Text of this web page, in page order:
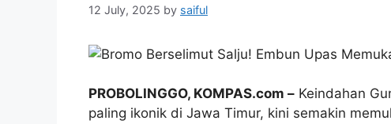
12 July, 2025 by saiful
PROBOLINGGO, KOMPAS.com – Keindahan
paling ikonik di Jawa Timur, kini semakin